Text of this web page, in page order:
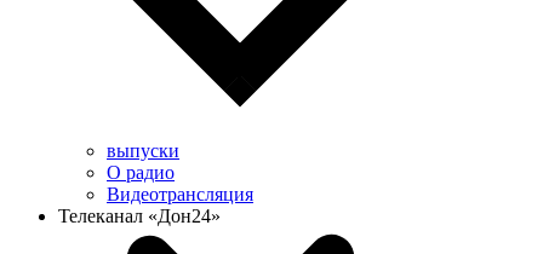
выпуски
О радио
Видеотрансляция
Телеканал «Дон24»